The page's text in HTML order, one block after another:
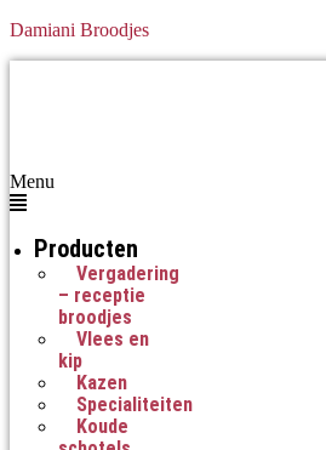
Damiani Broodjes
Menu
Producten
Vergadering
– receptie
broodjes
Vlees en
kip
Kazen
Specialiteiten
Koude